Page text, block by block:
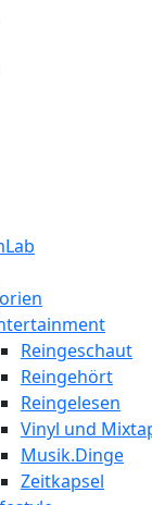
Reingeschaut
Reingehört
Reingelesen
Vinyl und
Musik.Dinge
Zeitkapsel